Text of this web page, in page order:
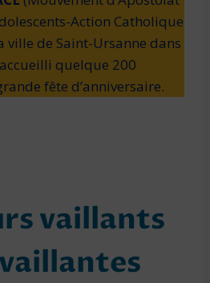
Action Catholique
ville de Saint-Ursanne dans
quelque 200
fête d’anniversaire.
vaillants